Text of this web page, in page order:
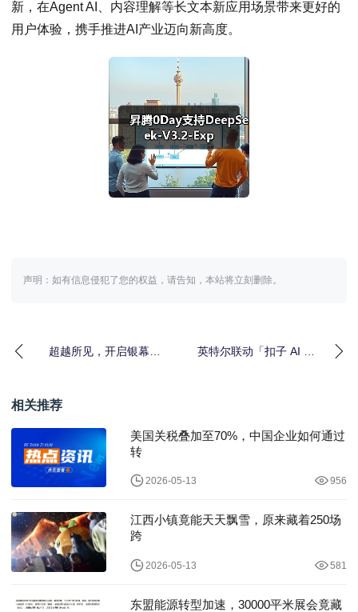
新，在Agent AI、内容理解等长文本新应用场景带来更好的
用户体验，携手推进AI产业迈向新高度。
声明：如有信息侵犯了您的权益，请告知，本站将立刻删除。
超越所见，开启银幕万
英特尔联动「扣子 AI 工
相关推荐
美国关税叠加至70%，中国企业如何通过
转
2026-05-13 956
江西小镇竟能天天飘雪，原来藏着250场
跨
2026-05-13 581
东盟能源转型加速，30000平米展会竟藏